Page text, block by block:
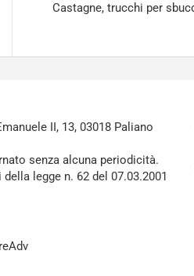
Castagne, trucchi per
II, 13, 03018 Paliano
senza alcuna periodicità.
legge n. 62 del 07.03.2001